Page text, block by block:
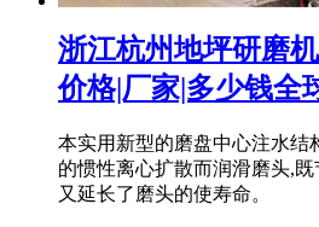
浙江杭州地坪研磨
价格|厂家|多少钱全
本实用新型的磨盘中心注水结
的惯性离心扩散而润滑磨头,
又延长了磨头的使寿命。